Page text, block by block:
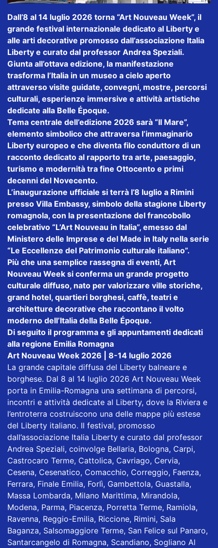
Dall’8 al 14 luglio 2026 torna “Art Nouveau Week”, il
grande festival internazionale dedicato al Liberty e
alle arti decorative promosso dall’associazione Italia
Liberty e curato dal professor Andrea Speziali.
Giunta all’ottava edizione, la manifestazione
trasforma l’Italia in un museo a cielo aperto
attraverso visite guidate, convegni, mostre, percorsi
culturali, esperienze immersive e attività artistiche
dedicate alla Belle Époque.
Tema centrale dell’edizione 2026 sarà “Il Mare”,
elemento simbolico che attraversa l’immaginario
Liberty europeo e che diventa filo conduttore di un
racconto dedicato al rapporto tra arte, paesaggio,
turismo e modernità tra fine Ottocento e primi
decenni del Novecento.
L’inaugurazione ufficiale si terrà l’8 luglio a Rimini
presso Villa Embassy, simbolo della stagione Liberty
romagnola, con la presentazione del francobollo
celebrativo “L’Art Nouveau in Italia”, emesso dal
Ministero delle Imprese e del Made in Italy nella serie
“Le Eccellenze del Patrimonio culturale italiano”.
Più che una semplice rassegna di eventi, Art
Nouveau Week si conferma un grande progetto
culturale diffuso, nato per valorizzare ville storiche,
grand hotel, quartieri borghesi, caffè, teatri e
architetture decorative che raccontano il volto
moderno dell’Italia della Belle Époque.
Di seguito il programma e gli appuntamenti dedicati
alla regione Emilia Romagna
Art Nouveau Week 2026 | 8-14 luglio 2026
La grande capitale diffusa del Liberty balneare e
borghese. Dal 8 al 14 luglio 2026 Art Nouveau Week
porta in Emilia-Romagna una settimana di percorsi,
incontri e attività dedicate al Liberty, dove la Riviera e
l’entroterra costruiscono una delle mappe più estese
del Liberty italiano. Il festival, promosso
dall’associazione Italia Liberty e curato dal professor
Andrea Speziali, coinvolge Bellaria, Bologna, Carpi,
Castrocaro Terme, Cattolica, Cavriago, Cervia,
Cesena, Cesenatico, Comacchio, Correggio, Faenza,
Ferrara, Finale Emilia, Forlì, Gambettola, Guastalla,
Massa Lombarda, Milano Marittima, Mirandola,
Modena, Parma, Piacenza, Porretta Terme, Ramiola,
Ravenna, Reggio-Emilia, Riccione, Rimini, Sala
Baganza, Salsomaggiore Terme, San Felice sul Panaro,
Santarcangelo di Romagna, Scandiano, Sogliano Al